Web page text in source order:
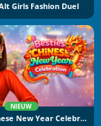
Girls Fashion Duel
NIEUW
Besties Chinese New Year Celebration